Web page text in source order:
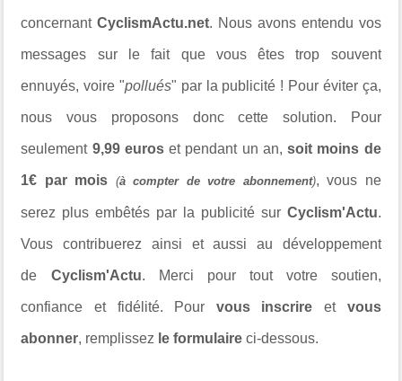
concernantCyclismActu.net. Nous avons entendu vos
messages sur le fait que vous êtes trop souvent
ennuyés, voire "pollués" par la publicité ! Pour éviter ça,
nous vous proposons donc cette solution. Pour
seulement 9,99 euroset pendant un an,soit moins de
1€ par mois (à compter de votre abonnement), vous ne
serez plus embêtés par la publicité sur Cyclism'Actu.
Vous contribuerez ainsi et aussi au développement
de Cyclism'Actu. Merci pour tout votre soutien,
confiance et fidélité. Pour vous inscrire etvous
abonner, remplissez le formulaireci-dessous.